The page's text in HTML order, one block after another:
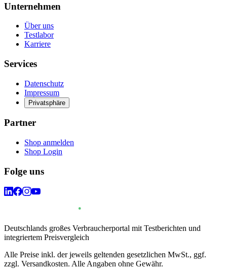
Unternehmen
Über uns
Testlabor
Karriere
Services
Datenschutz
Impressum
Privatsphäre
Partner
Shop anmelden
Shop Login
Folge uns
Deutschlands großes Verbraucherportal mit Testberichten und
integriertem Preisvergleich
Alle Preise inkl. der jeweils geltenden gesetzlichen MwSt., ggf.
zzgl. Versandkosten. Alle Angaben ohne Gewähr.